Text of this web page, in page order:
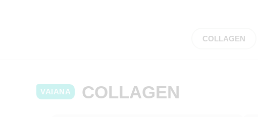
COLLAGEN
VAIANA COLLAGEN